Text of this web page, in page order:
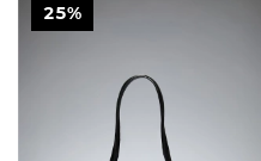
25%